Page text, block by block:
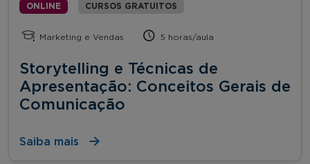
ONLINE CURSOS GRATUITOS
Marketing e Vendas 5 horas/aula
Storytelling e Técnicas de
Apresentação: Conceitos Gerais de
Comunicação
Saiba mais